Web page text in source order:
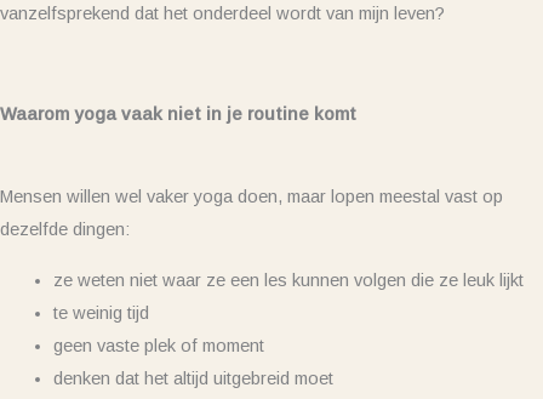
vanzelfsprekend dat het onderdeel wordt van mijn leven?
Waarom yoga vaak niet in je routine komt
Mensen willen wel vaker yoga doen, maar lopen meestal vast op
dezelfde dingen:
ze weten niet waar ze een les kunnen volgen die ze leuk lijkt
te weinig tijd
geen vaste plek of moment
denken dat het altijd uitgebreid moet